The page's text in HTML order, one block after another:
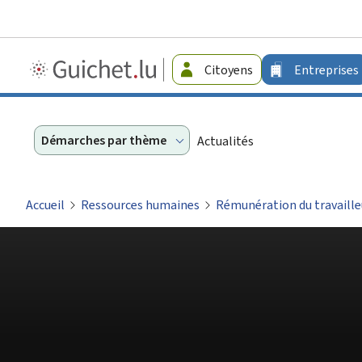
Guichet.lu
-
Citoyens Entreprises
Démarches par thème Actualités
Accueil Ressources humaines Rémunération du